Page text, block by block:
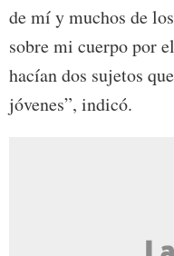
de mí y muchos de
sobre mi cuerpo por
hacían dos sujetos
jóvenes”, indicó.